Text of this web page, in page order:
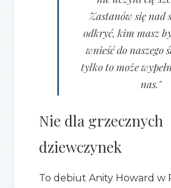
Zastanów się nad
odkryć, kim masz
wnieść do naszego
tylko to może
nas."
Nie dla grzecznych
dziewczynek
To debiut Anity Howard w